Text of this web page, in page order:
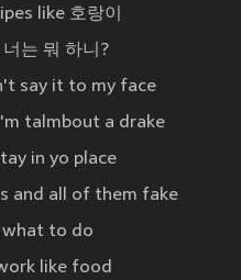
like 호랑이
는 뭐 하니?
say it to my face
talmbout a drake
in yo place
and all of them fake
to do
like food